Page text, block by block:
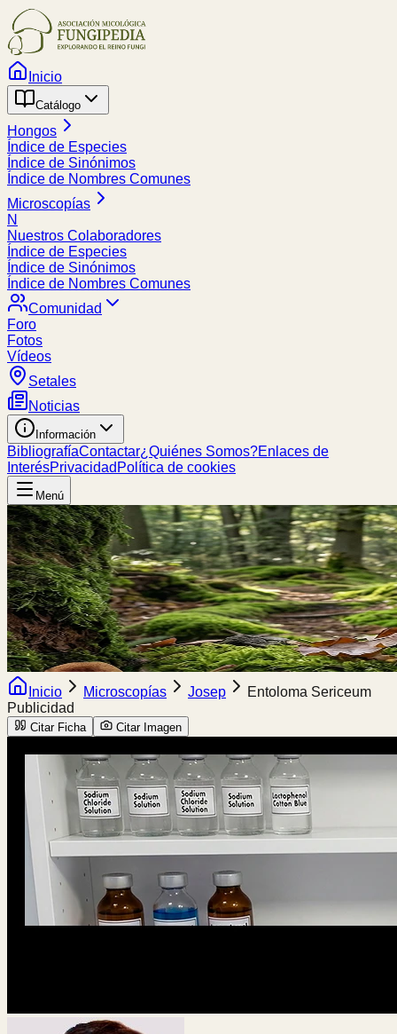
Inicio
Catálogo
Hongos
Índice de Especies
Índice de Sinónimos
Índice de Nombres Comunes
Microscopías
N
Nuestros Colaboradores
Índice de Especies
Índice de Sinónimos
Índice de Nombres Comunes
Comunidad
Foro
Fotos
Vídeos
Setales
Noticias
Información
BibliografíaContactar¿Quiénes Somos?Enlaces de
InterésPrivacidad Política de cookies
Menú
Inicio Microscopías Josep
Entoloma Sericeum
Publicidad
Citar Ficha Citar Imagen